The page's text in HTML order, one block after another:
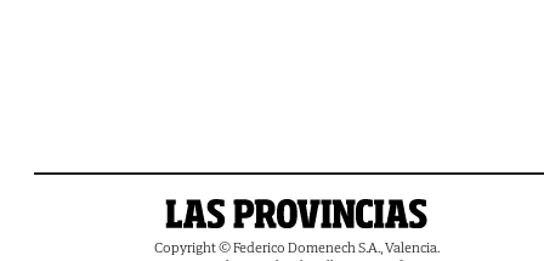
Copyright © Federico Domenech S.A., Valencia.